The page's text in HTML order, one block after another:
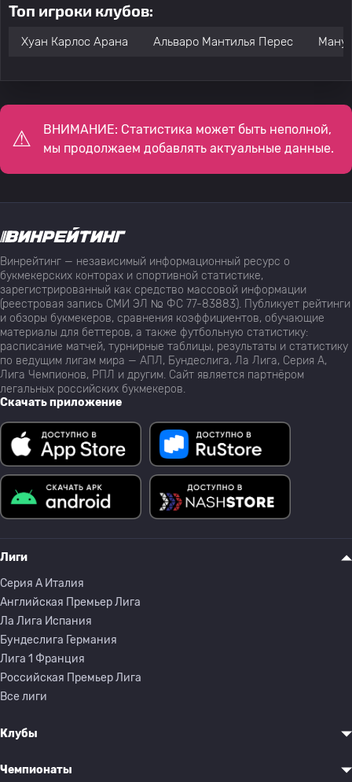
Топ игроки клубов:
Хуан Карлос Арана Альваро Мантилья Перес Ману
ВНИМАНИЕ: Статистика может быть неполной,
мы продолжаем добавлять актуальные данные.
Винрейтинг — независимый информационный ресурс о
букмекерских конторах и спортивной статистике,
зарегистрированный как средство массовой информации
(реестровая запись СМИ ЭЛ № ФС 77-83883). Публикует рейтинги
и обзоры букмекеров, сравнения коэффициентов, обучающие
материалы для беттеров, а также футбольную статистику:
расписание матчей, турнирные таблицы, результаты и статистику
по ведущим лигам мира — АПЛ, Бундеслига, Ла Лига, Серия А,
Лига Чемпионов, РПЛ и другим. Сайт является партнёром
легальных российских букмекеров.
Скачать приложение
Лиги
Серия A Италия
Английская Премьер Лига
Ла Лига Испания
Бундеслига Германия
Лига 1 Франция
Российская Премьер Лига
Все лиги
Клубы
Чемпионаты